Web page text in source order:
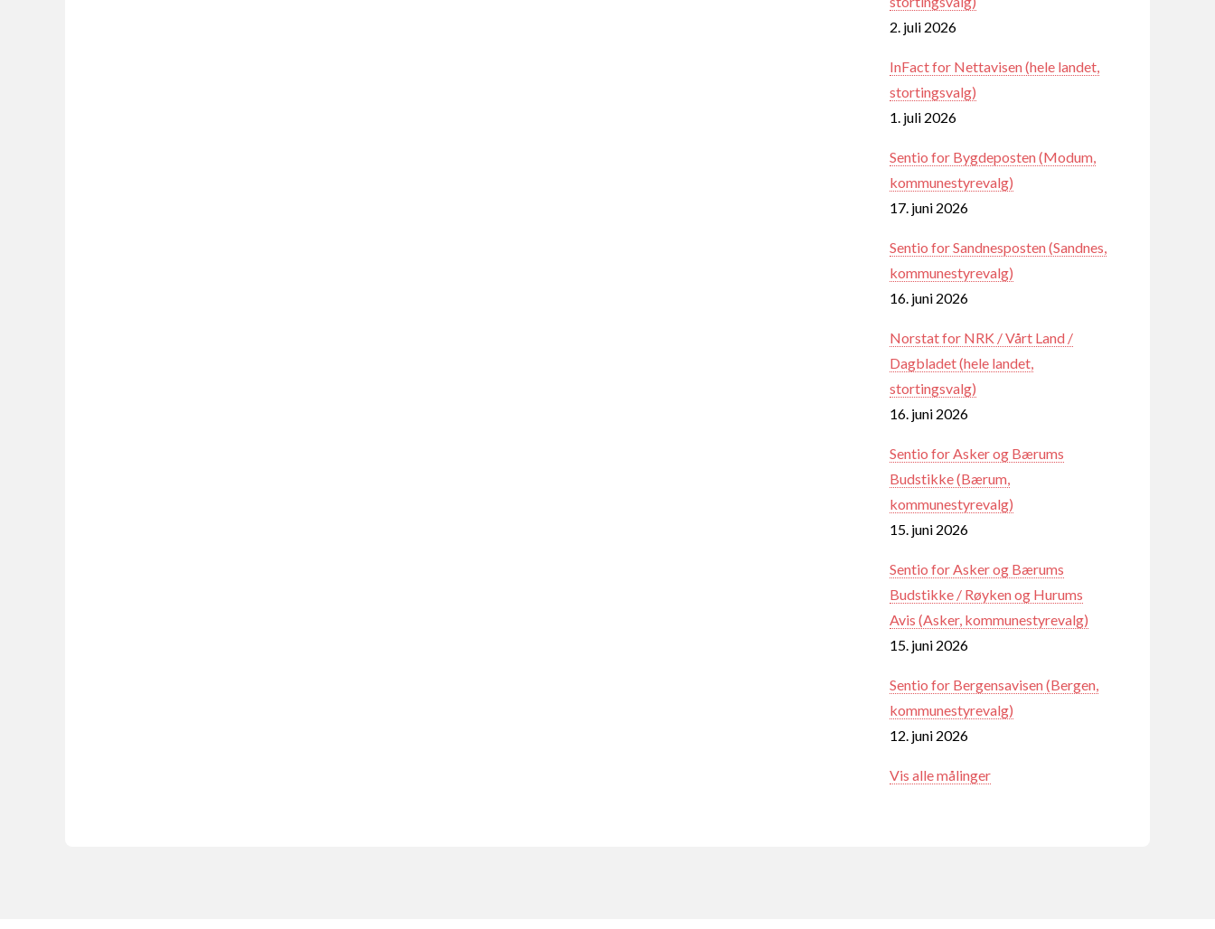
2. juli 2026
InFact for Nettavisen (hele landet,
stortingsvalg)
1. juli 2026
Sentio for Bygdeposten (Modum,
kommunestyrevalg)
17. juni 2026
Sentio for Sandnesposten (Sandnes,
kommunestyrevalg)
16. juni 2026
Norstat for NRK / Vårt Land /
Dagbladet (hele landet,
stortingsvalg)
16. juni 2026
Sentio for Asker og Bærums
Budstikke (Bærum,
kommunestyrevalg)
15. juni 2026
Sentio for Asker og Bærums
Budstikke / Røyken og Hurums
Avis (Asker, kommunestyrevalg)
15. juni 2026
Sentio for Bergensavisen (Bergen,
kommunestyrevalg)
12. juni 2026
Vis alle målinger